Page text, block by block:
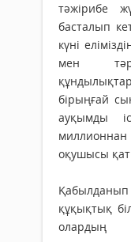
тәжірибе
басталып
күні
мен
бірыңғай
ауқымды
оқушысы
құқықтық
олардың